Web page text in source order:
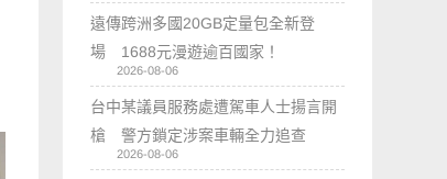
遠傳跨洲多國20GB定量包全新登
場 1688元漫遊逾百國家！
2026-08-06
台中某議員服務處遭駕車人士揚言開
槍 警方鎖定涉案車輛全力追查
2026-08-06